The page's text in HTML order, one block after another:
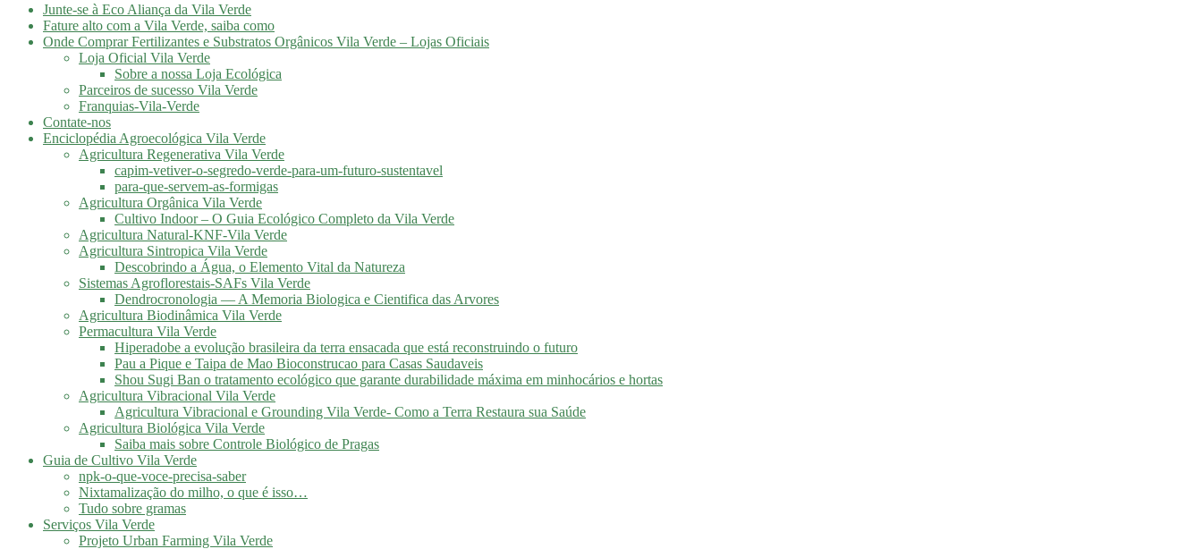
Junte-se à Eco Aliança da Vila Verde
Fature alto com a Vila Verde, saiba como
Onde Comprar Fertilizantes e Substratos Orgânicos Vila Verde – Lojas Oficiais
Loja Oficial Vila Verde
Sobre a nossa Loja Ecológica
Parceiros de sucesso Vila Verde
Franquias-Vila-Verde
Contate-nos
Enciclopédia Agroecológica Vila Verde
Agricultura Regenerativa Vila Verde
capim-vetiver-o-segredo-verde-para-um-futuro-sustentavel
para-que-servem-as-formigas
Agricultura Orgânica Vila Verde
Cultivo Indoor – O Guia Ecológico Completo da Vila Verde
Agricultura Natural-KNF-Vila Verde
Agricultura Sintropica Vila Verde
Descobrindo a Água, o Elemento Vital da Natureza
Sistemas Agroflorestais-SAFs Vila Verde
Dendrocronologia — A Memoria Biologica e Cientifica das Arvores
Agricultura Biodinâmica Vila Verde
Permacultura Vila Verde
Hiperadobe a evolução brasileira da terra ensacada que está reconstruindo o futuro
Pau a Pique e Taipa de Mao Bioconstrucao para Casas Saudaveis
Shou Sugi Ban o tratamento ecológico que garante durabilidade máxima em minhocários e hortas
Agricultura Vibracional Vila Verde
Agricultura Vibracional e Grounding Vila Verde- Como a Terra Restaura sua Saúde
Agricultura Biológica Vila Verde
Saiba mais sobre Controle Biológico de Pragas
Guia de Cultivo Vila Verde
npk-o-que-voce-precisa-saber
Nixtamalização do milho, o que é isso…
Tudo sobre gramas
Serviços Vila Verde
Projeto Urban Farming Vila Verde